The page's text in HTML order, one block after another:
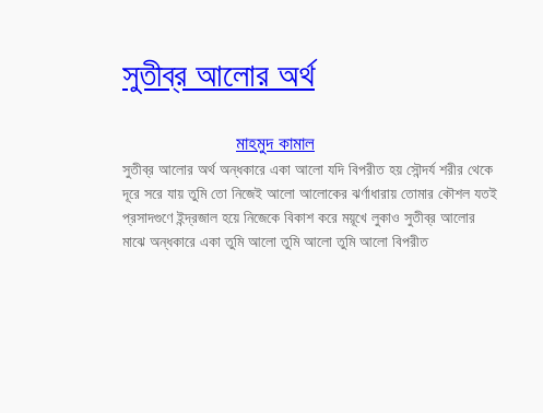
সুতীব্র আলোর অর্থ
মাহমুদ কামাল
সুতীব্র আলোর অর্থ অন্ধকারে একা আলো যদি বিপরীত হয় সৌন্দর্য শরীর থেকে
দূরে সরে যায় তুমি তো নিজেই আলো আলোকের ঝর্ণাধারায় তোমার কৌশল যতই
প্রসাদগুণে ইন্দ্রজাল হয়ে নিজেকে বিকাশ করে ময়ূখে লুকাও সুতীব্র আলোর
মাঝে অন্ধকারে একা তুমি আলো তুমি আলো তুমি আলো বিপরীত